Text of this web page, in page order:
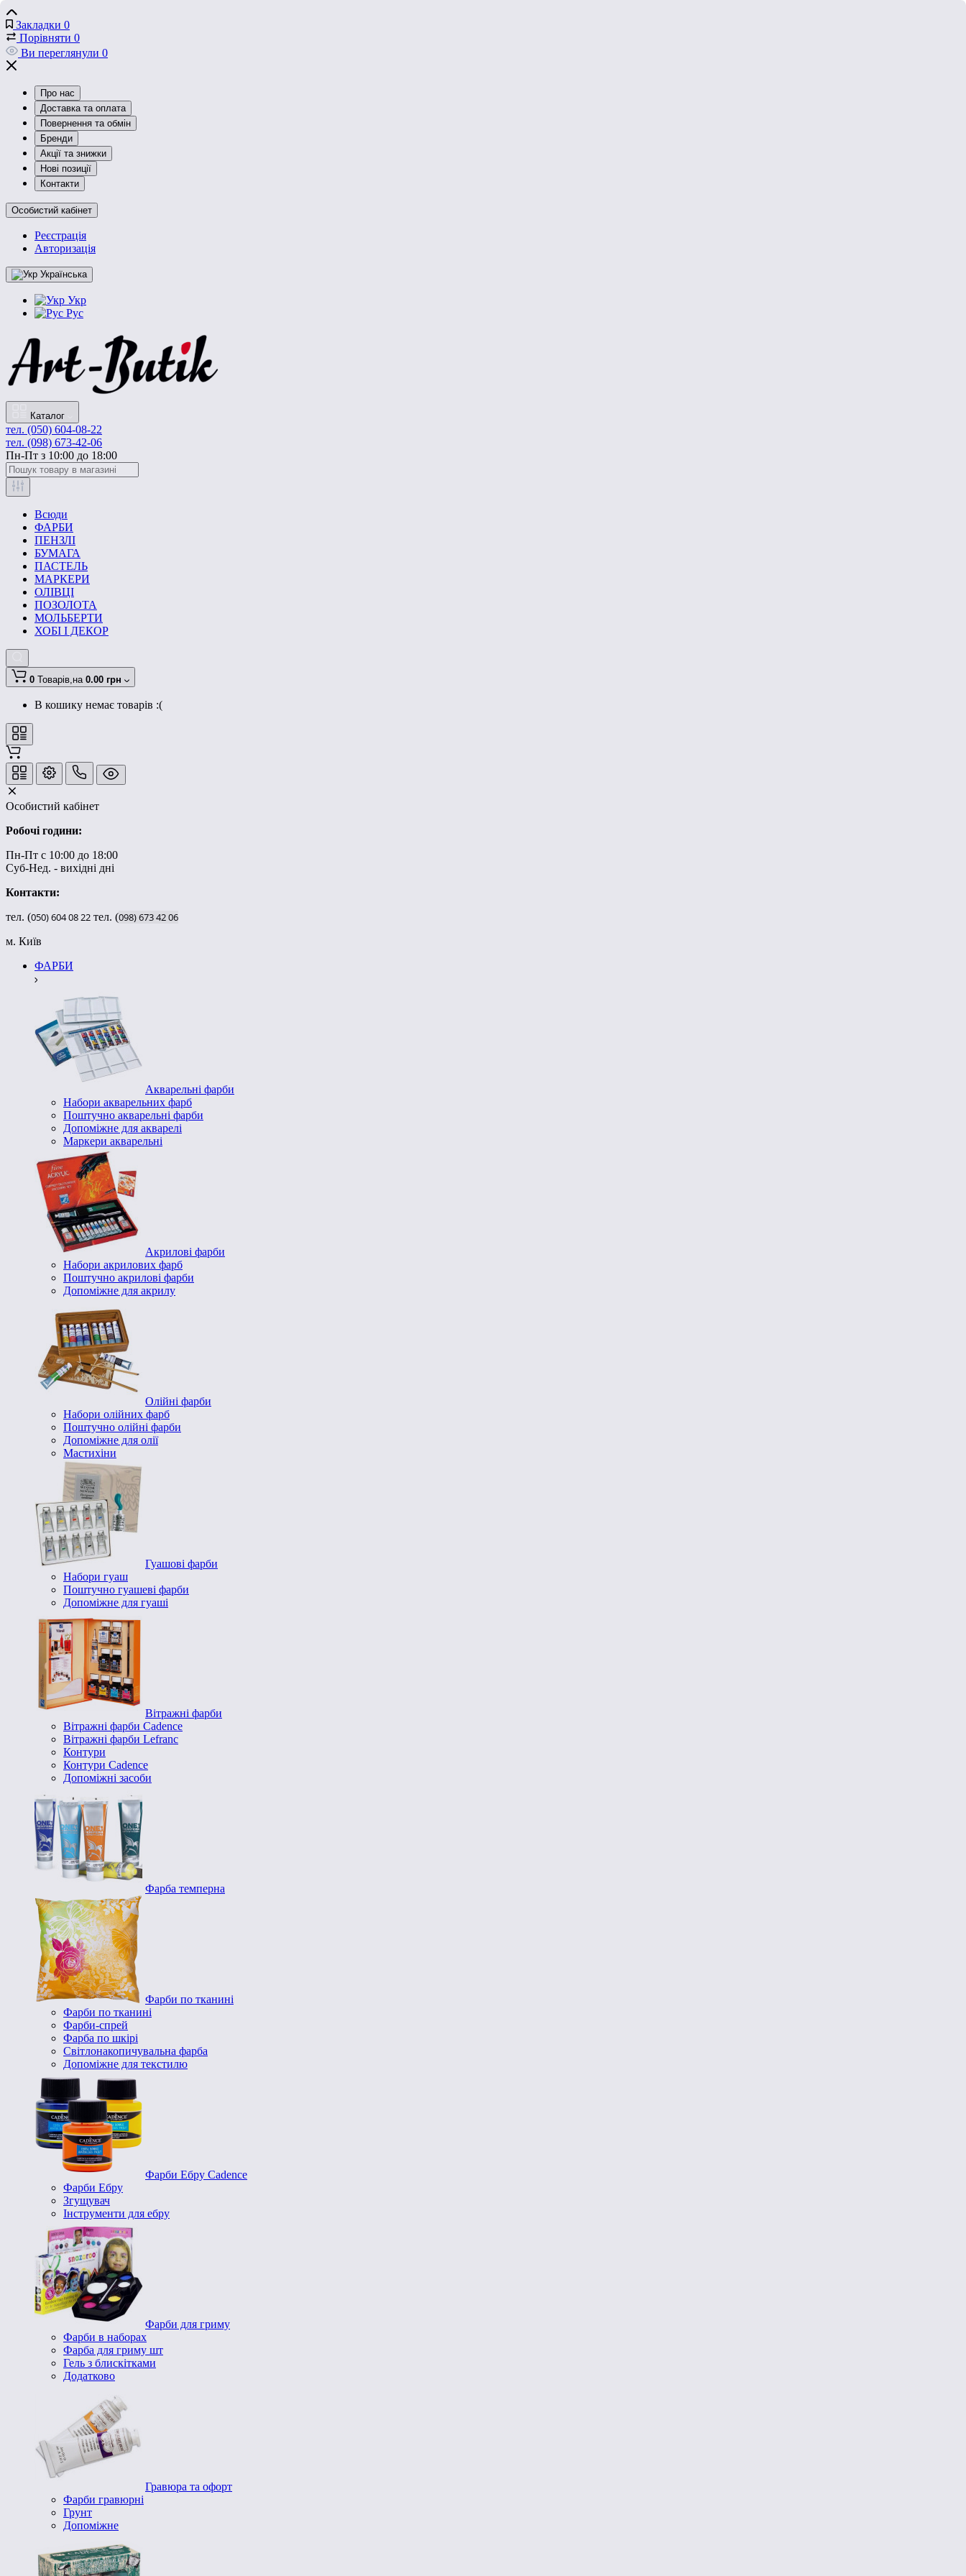
Закладки 0
Порівняти 0
Ви переглянули 0
Про нас
Доставка та оплата
Повернення та обмін
Бренди
Акції та знижки
Нові позиції
Контакти
Особистий кабінет
Реєстрація
Авторизація
Українська
Укр
Рус
Каталог
тел. (050) 604-08-22
тел. (098) 673-42-06
Пн-Пт з 10:00 до 18:00
Всюди
ФАРБИ
ПЕНЗЛІ
БУМАГА
ПАСТЕЛЬ
МАРКЕРИ
ОЛІВЦІ
ПОЗОЛОТА
МОЛЬБЕРТИ
ХОБІ І ДЕКОР
0 Товарів,на 0.00 грн
В кошику немає товарів :(
Особистий кабінет
Робочі години:
Пн-Пт с 10:00 до 18:00
Суб-Нед. - вихідні дні
Контакти:
тел. (050)6040822 тел. (098)6734206
м. Київ
ФАРБИ
Акварельні фарби
Набори акварельних фарб
Поштучно акварельні фарби
Допоміжне для акварелі
Маркери акварельні
Акрилові фарби
Набори акрилових фарб
Поштучно акрилові фарби
Допоміжне для акрилу
Олійні фарби
Набори олійних фарб
Поштучно олійні фарби
Допоміжне для олії
Мастихіни
Гуашові фарби
Набори гуаш
Поштучно гуашеві фарби
Допоміжне для гуаші
Вітражні фарби
Вітражні фарби Cadence
Вітражні фарби Lefranc
Контури
Контури Cadence
Допоміжні засоби
Фарба темперна
Фарби по тканині
Фарби по тканині
Фарби-спрей
Фарба по шкірі
Світлонакопичувальна фарба
Допоміжне для текстилю
Фарби Ебру Cadence
Фарби Ебру
Згущувач
Інструменти для ебру
Фарби для гриму
Фарби в наборах
Фарба для гриму шт
Гель з блискітками
Додатково
Гравюра та офорт
Фарби гравюрні
Грунт
Допоміжне